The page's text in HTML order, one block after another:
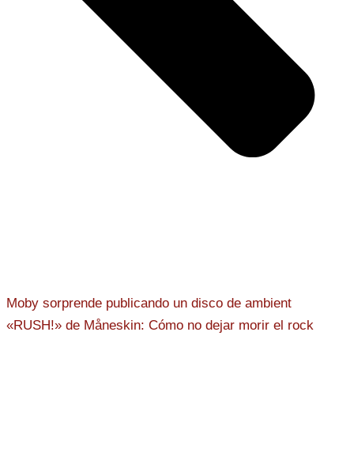
Moby sorprende publicando un disco de ambient
«RUSH!» de Måneskin: Cómo no dejar morir el rock